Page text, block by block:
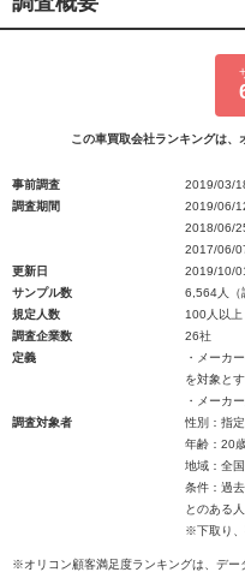
この車買取会社ランキングは、
事前調査
2019/03/
調査期間
2019/06/
2018/06/
2017/06/
更新日
2019/10/
サンプル数
6,564人（
規定人数
100人以上
調査企業数
26社
定義
・メーカ
を対象とす
・メーカ
調査対象者
性別：指定
年齢：20
地域：全国
条件：過
とのある人
※下取り、
※オリコン顧客満足度ランキングは、デー